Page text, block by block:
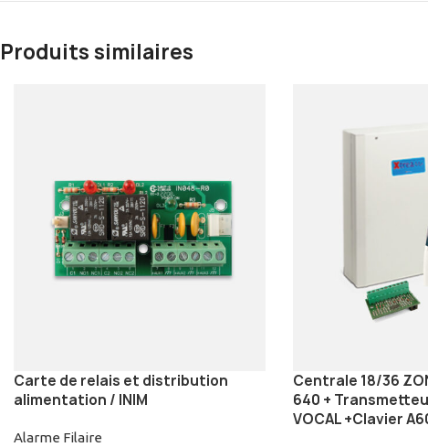
Produits similaires
Carte de relais et distribution
alimentation / INIM
Alarme Filaire
Centrale 18/36
640 +
VOCAL +Clavier